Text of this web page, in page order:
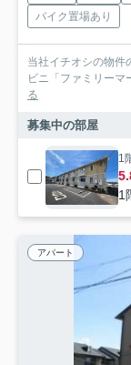
バイク置場あり
当社イチオシの物件
ビニ「ファミリーマ
る
募集中の部屋
1
1
アパート